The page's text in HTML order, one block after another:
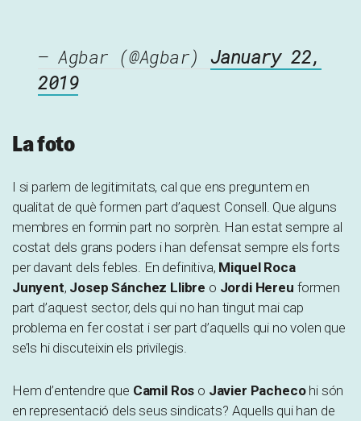
— Agbar (@Agbar) January 22,
2019
La foto
I si parlem de legitimitats, cal que ens preguntem en
qualitat de què formen part d’aquest Consell. Que alguns
membres en formin part no sorprèn. Han estat sempre al
costat dels grans poders i han defensat sempre els forts
per davant dels febles. En definitiva, Miquel Roca
Junyent, Josep Sánchez Llibre o Jordi Hereu formen
part d’aquest sector, dels qui no han tingut mai cap
problema en fer costat i ser part d’aquells qui no volen que
se’ls hi discuteixin els privilegis.
Hem d’entendre que Camil Ros o Javier Pachecohi són
en representació dels seus sindicats? Aquells qui han de